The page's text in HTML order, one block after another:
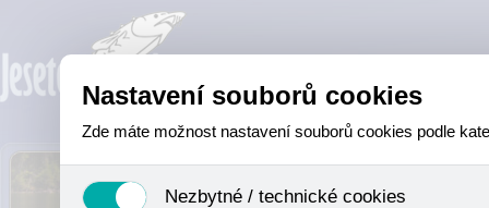
Nastavení souborů cookies
Zde máte možnost nastavení souborů cookies podle
Nezbytné / technické cookies